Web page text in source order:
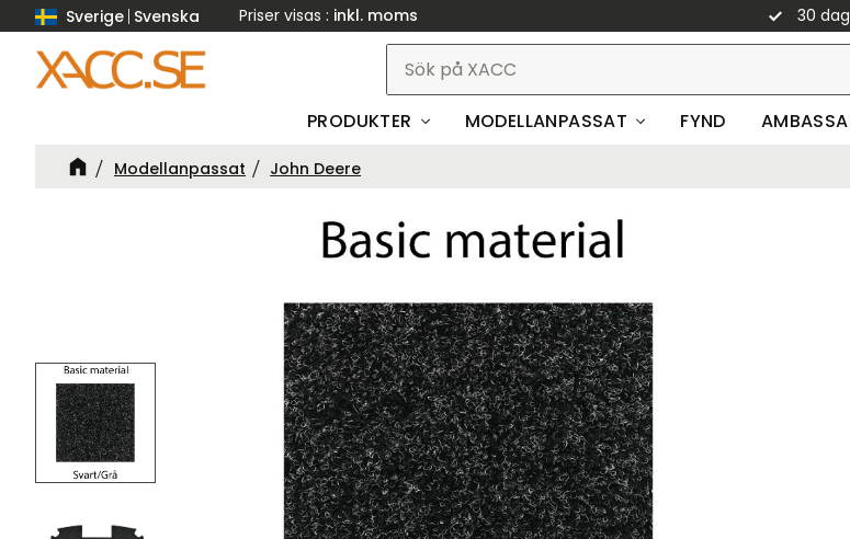
Sverige Svenska Priser visas inkl. moms 30
PRODUKTER MODELLANPASSAT FYND
Modellanpassat John Deere